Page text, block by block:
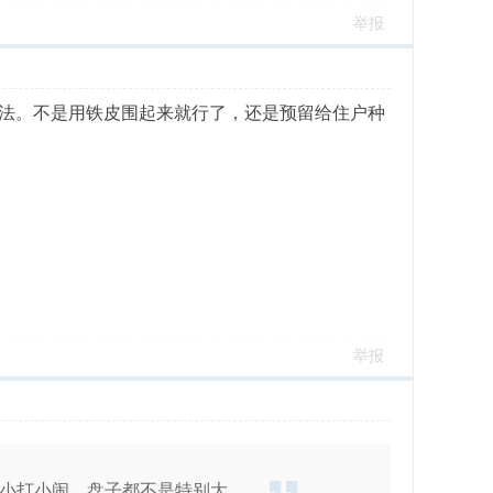
举报
。不是用铁皮围起来就行了，还是预留给住户种
举报